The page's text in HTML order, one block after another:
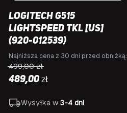
Logitech G515
Lightspeed TKL [US]
(920-012539)
Najniższa cena z 30 dni przed obniżką:
499,00zł
489,00 zł
Wysyłka w 3-4 dni